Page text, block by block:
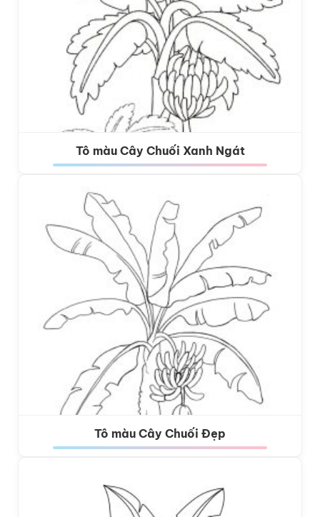
Tô màu Cây Chuối Xanh Ngát
Tô màu Cây Chuối Đẹp